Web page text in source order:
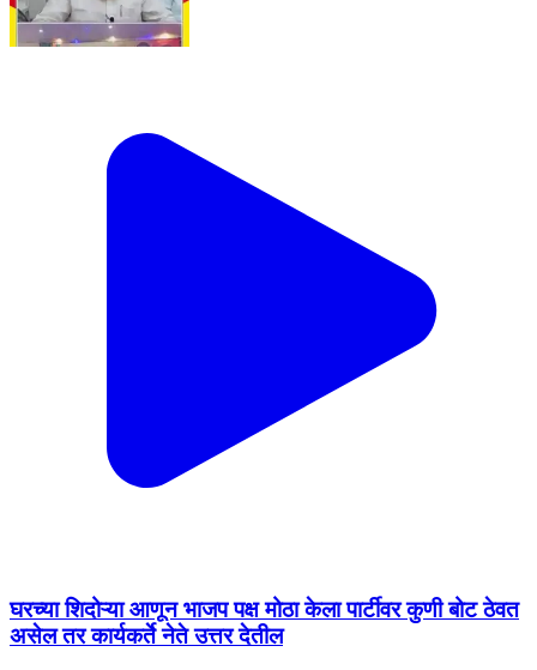
घरच्या शिदोऱ्या आणून भाजप पक्ष मोठा केला पार्टीवर कुणी बोट ठेवत
असेल तर कार्यकर्ते नेते उत्तर देतील